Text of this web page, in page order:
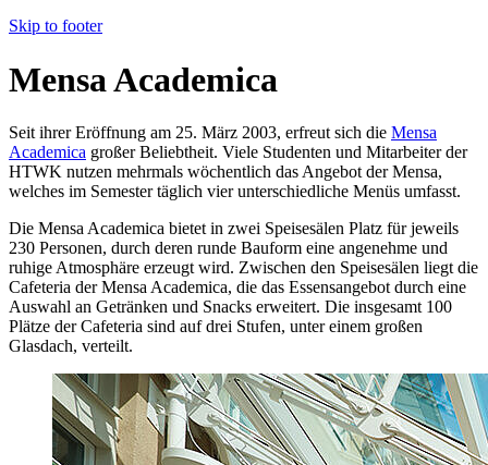
Skip to footer
Mensa Academica
Seit ihrer Eröffnung am 25. März 2003, erfreut sich die Mensa
Academica großer Beliebtheit. Viele Studenten und Mitarbeiter der
HTWK nutzen mehrmals wöchentlich das Angebot der Mensa,
welches im Semester täglich vier unterschiedliche Menüs umfasst.
Die Mensa Academica bietet in zwei Speisesälen Platz für jeweils
230 Personen, durch deren runde Bauform eine angenehme und
ruhige Atmosphäre erzeugt wird. Zwischen den Speisesälen liegt die
Cafeteria der Mensa Academica, die das Essensangebot durch eine
Auswahl an Getränken und Snacks erweitert. Die insgesamt 100
Plätze der Cafeteria sind auf drei Stufen, unter einem großen
Glasdach, verteilt.